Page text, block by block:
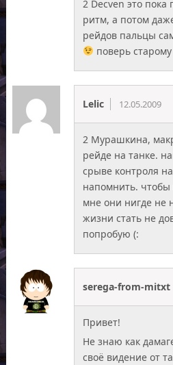
2 Decven это пока
ритм, а потом
рейдов пальцы
поверь
Lelic 12.05.2009
2 Мурашкина,
рейде на танке.
срыве контроля
напомнить. чтобы
мне они нигде не
жизни стать не
попробую (:
serega-from-mitxt
Привет!
Не знаю как
своё видение от